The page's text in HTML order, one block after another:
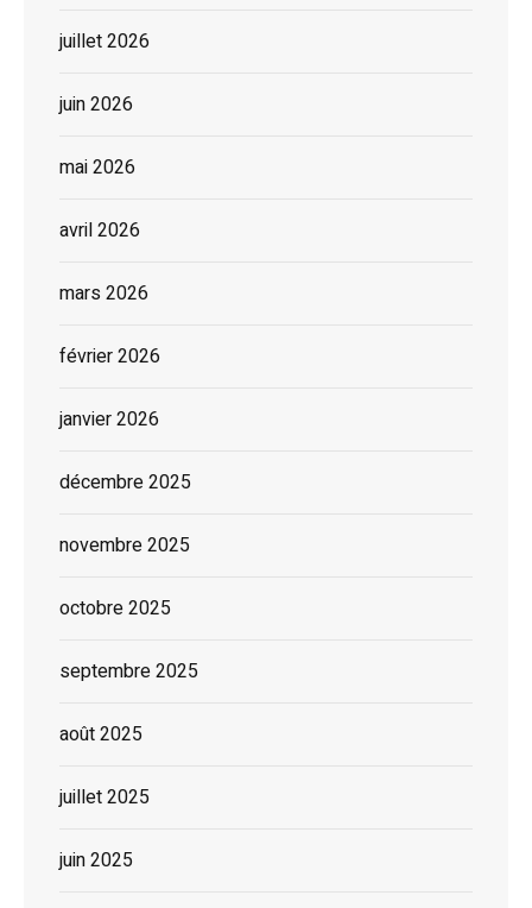
juillet 2026
juin 2026
mai 2026
avril 2026
mars 2026
février 2026
janvier 2026
décembre 2025
novembre 2025
octobre 2025
septembre 2025
août 2025
juillet 2025
juin 2025